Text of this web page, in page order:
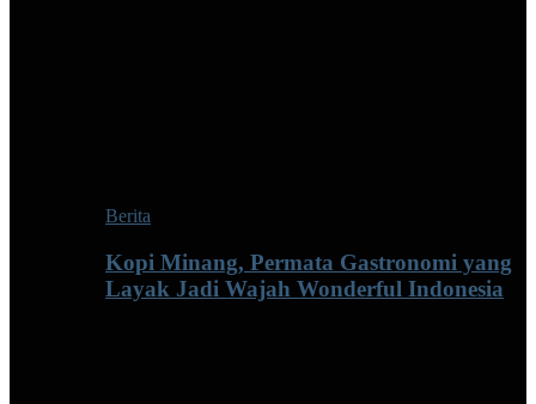
Berita
Kopi Minang, Permata Gastronomi yang
Layak Jadi Wajah Wonderful Indonesia